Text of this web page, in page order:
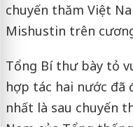
chuyến thăm Việt
Mishustin trên
Tổng Bí thư bày tỏ
hợp tác hai nước
nhất là sau chuyến